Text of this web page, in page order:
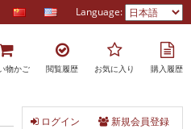
Language:
物かご 閲覧履歴 お気に入り 購入履歴
ログイン 新規会員登録